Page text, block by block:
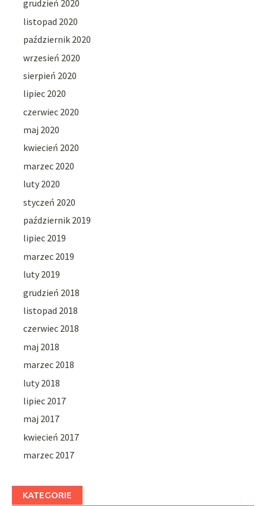
grudzień 2020
listopad 2020
październik 2020
wrzesień 2020
sierpień 2020
lipiec 2020
czerwiec 2020
maj 2020
kwiecień 2020
marzec 2020
luty 2020
styczeń 2020
październik 2019
lipiec 2019
marzec 2019
luty 2019
grudzień 2018
listopad 2018
czerwiec 2018
maj 2018
marzec 2018
luty 2018
lipiec 2017
maj 2017
kwiecień 2017
marzec 2017
KATEGORIE